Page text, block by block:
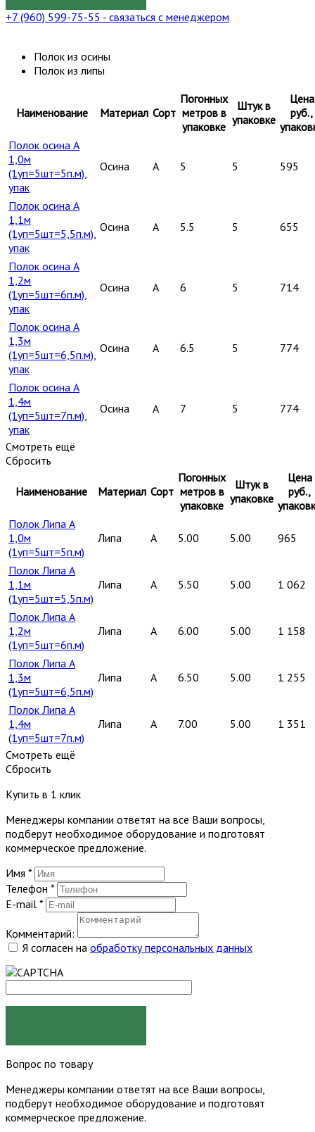
+7 (960) 599-75-55 - связаться с менеджером
Полок из осины
Полок из липы
Наименование Материал Сорт
Погонных
метров в
упаковке
Штук в
упаковке
Цена
руб.,
Полок осина А
1,0м
(1уп=5шт=5п.м),
упак
Осина A 5 5 595
Полок осина А
1,1м
(1уп=5шт=5,5п.м),
упак
Осина A 5.5 5 655
Полок осина А
1,2м
(1уп=5шт=6п.м),
упак
Осина A 6 5 714
Полок осина А
1,3м
(1уп=5шт=6,5п.м),
упак
Осина A 6.5 5 774
Полок осина А
1,4м
(1уп=5шт=7п.м),
упак
Осина A 7 5 774
Смотреть ещё
Сбросить
Наименование Материал Сорт
Погонных
метров в
упаковке
Штук в
упаковке
Цена
руб.,
Полок Липа А
1,0м
(1уп=5шт=5п.м)
Липа A 5.00 5.00 965
Полок Липа А
1,1м
(1уп=5шт=5,5п.м)
Липа A 5.50 5.00 1 062
Полок Липа А
1,2м
(1уп=5шт=6п.м)
Липа A 6.00 5.00 1 158
Полок Липа А
1,3м
(1уп=5шт=6,5п.м)
Липа A 6.50 5.00 1 255
Полок Липа А
1,4м
(1уп=5шт=7п.м)
Липа A 7.00 5.00 1 351
Смотреть ещё
Сбросить
Купить в 1 клик
Менеджеры компании ответят на все Ваши вопросы,
подберут необходимое оборудование и подготовят
коммерческое предложение.
Имя *
Телефон *
E-mail *
Комментарий:
Я согласен на обработку персональных данных
Вопрос по товару
Менеджеры компании ответят на все Ваши вопросы,
подберут необходимое оборудование и подготовят
коммерческое предложение.